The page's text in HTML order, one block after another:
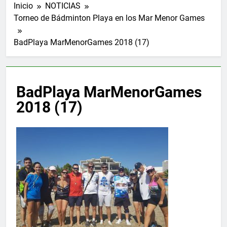
Inicio
NOTICIAS
Torneo de Bádminton Playa en los Mar Menor Games
BadPlaya MarMenorGames 2018 (17)
BadPlaya MarMenorGames
2018 (17)